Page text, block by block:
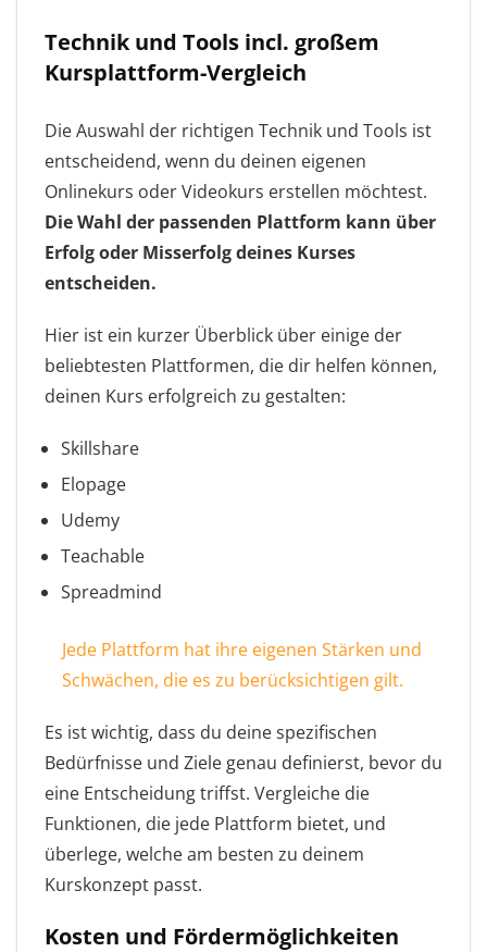
Technik und Tools incl. großem
Kursplattform-Vergleich
Die Auswahl der richtigen Technik und Tools ist
entscheidend, wenn du deinen eigenen
Onlinekurs oder Videokurs erstellen möchtest.
Die Wahl der passenden Plattform kann über
Erfolg oder Misserfolg deines Kurses
entscheiden.
Hier ist ein kurzer Überblick über einige der
beliebtesten Plattformen, die dir helfen können,
deinen Kurs erfolgreich zu gestalten:
Skillshare
Elopage
Udemy
Teachable
Spreadmind
Jede Plattform hat ihre eigenen Stärken und
Schwächen, die es zu berücksichtigen gilt.
Es ist wichtig, dass du deine spezifischen
Bedürfnisse und Ziele genau definierst, bevor du
eine Entscheidung triffst. Vergleiche die
Funktionen, die jede Plattform bietet, und
überlege, welche am besten zu deinem
Kurskonzept passt.
Kosten und Fördermöglichkeiten